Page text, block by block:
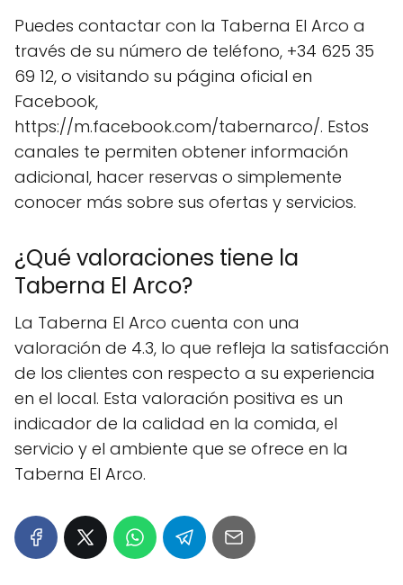
Puedes contactar con la Taberna El Arco a
través de su número de teléfono, +34 625 35
69 12, o visitando su página oficial en
Facebook,
https://m.facebook.com/tabernarco/. Estos
canales te permiten obtener información
adicional, hacer reservas o simplemente
conocer más sobre sus ofertas y servicios.
¿Qué valoraciones tiene la
Taberna El Arco?
La Taberna El Arco cuenta con una
valoración de 4.3, lo que refleja la satisfacción
de los clientes con respecto a su experiencia
en el local. Esta valoración positiva es un
indicador de la calidad en la comida, el
servicio y el ambiente que se ofrece en la
Taberna El Arco.